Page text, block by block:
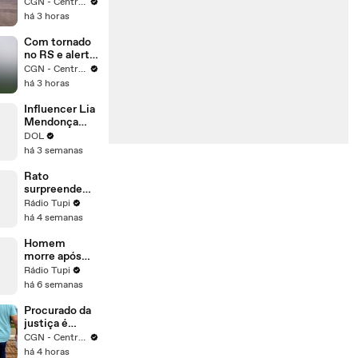
é registrada
Cascavel
há 3 horas
Com tornado
no RS e alerta
máximo no
RJ, Oeste do
mantém
atenção para
tempestades
CGN - Central Gazeta de Notícias
há 3 horas
Influencer Lia
Mendonça
pede
desculpas por
búfalo
DOL
há 3 semanas
Rato
surpreende
banhistas na
Praia do
atração
inusitada
Rádio Tupi
há 4 semanas
Homem
morre após
cair de pedra
em trilha na
Macaco, em
Maricá
Rádio Tupi
há 6 semanas
Procurado da
justiça é
preso no
Interlagos
CGN - Central Gazeta de Notícias
há 4 horas